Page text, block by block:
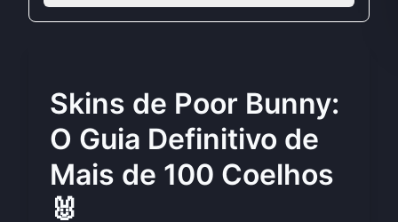
Skins de Poor Bunny:
O Guia Definitivo de
Mais de 100 Coelhos
🐰